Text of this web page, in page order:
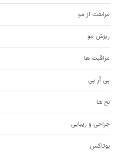
مرابقت از مو
ریزش مو
مراقبت ها
پی آر پی
نخ ها
جراحی و زیبایی
بوتاکس